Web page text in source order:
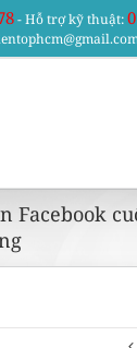
- Hỗ trợ kỹ thuật:
Facebook